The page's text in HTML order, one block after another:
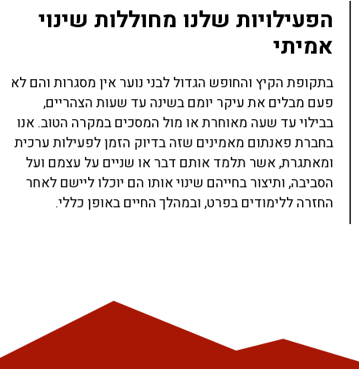
הפעילויות שלנו מחוללות שינוי
אמיתי
בתקופת הקיץ והחופש הגדול לבני נוער אין מסגרות והם לא
פעם מבלים את עיקר יומם בשינה עד שעות הצהריים,
בבילוי עד שעה מאוחרת או מול המסכים במקרה הטוב. אנו
בחברת פאנתום מאמינים שזה בדיוק הזמן לפעילות ערכית
ומאתגרת, אשר תלמד אותם דבר או שניים על עצמם ועל
הסביבה, ותיצור בחייהם שינוי אותו הם יוכלו ליישם לאחר
החזרה ללימודים בפרט, ובמהלך החיים באופן כללי.